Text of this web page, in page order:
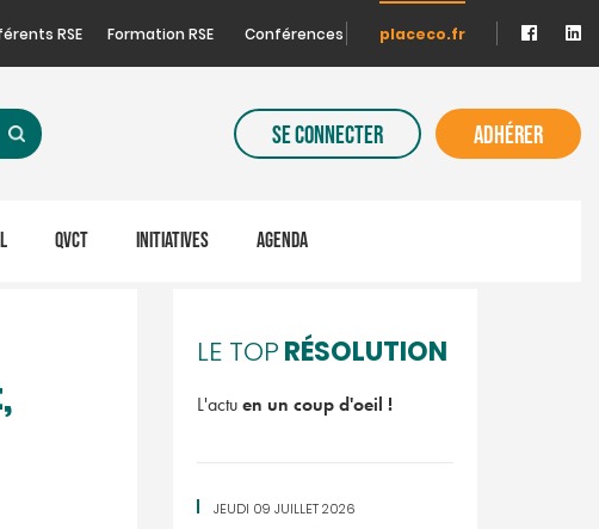
RSE Formation RSE Conférences placeco.fr
SE CONNECTER ADHÉRER
QVCT INITIATIVES AGENDA
LE TOPRÉSOLUTION
L'actu en un coup d'oeil !
JEUDI 09 JUILLET 2026